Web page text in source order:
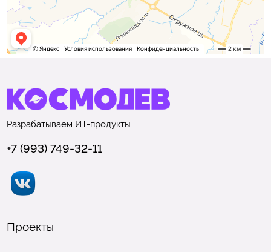
Разрабатываем ИТ-продукты
+7 (993) 749-32-11
Проекты